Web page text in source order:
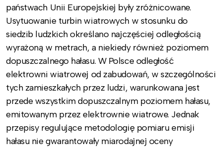
państwach Unii Europejskiej były zróżnicowane.
Usytuowanie turbin wiatrowych w stosunku do
siedzib ludzkich określano najczęściej odległością
wyrażoną w metrach, a niekiedy również poziomem
dopuszczalnego hałasu. W Polsce odległość
elektrowni wiatrowej od zabudowań, w szczególności
tych zamieszkałych przez ludzi, warunkowana jest
przede wszystkim dopuszczalnym poziomem hałasu,
emitowanym przez elektrownie wiatrowe. Jednak
przepisy regulujące metodologię pomiaru emisji
hałasu nie gwarantowały miarodajnej oceny